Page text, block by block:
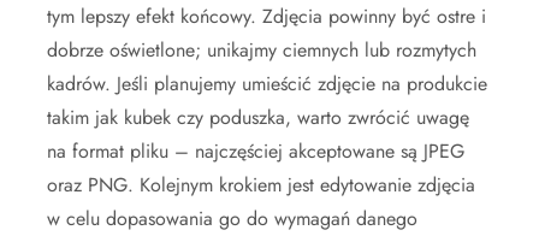
tym lepszy efekt końcowy. Zdjęcia powinny być ostre i
dobrze oświetlone; unikajmy ciemnych lub rozmytych
kadrów. Jeśli planujemy umieścić zdjęcie na produkcie
takim jak kubek czy poduszka, warto zwrócić uwagę
na format pliku – najczęściej akceptowane są JPEG
oraz PNG. Kolejnym krokiem jest edytowanie zdjęcia
w celu dopasowania go do wymagań danego